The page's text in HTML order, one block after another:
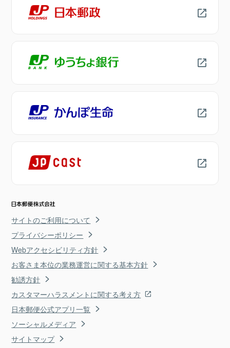
サイトのご利用について
プライバシーポリシー
Webアクセシビリティ方針
お客さま本位の業務運営に関する基本方針
勧誘方針
カスタマーハラスメントに関する考え方
日本郵便公式アプリ一覧
ソーシャルメディア
サイトマップ